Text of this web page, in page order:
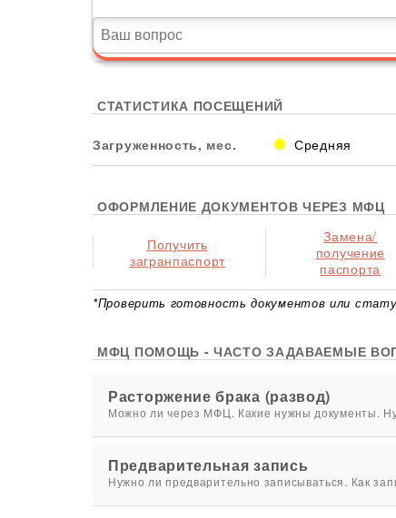
СТАТИСТИКА ПОСЕЩЕНИЙ
Загруженность, мес. Средняя
ОФОРМЛЕНИЕ ДОКУМЕНТОВ ЧЕРЕЗ МФЦ
Получить
загранпаспорт
Замена/
получение
паспорта
*Проверить готовность документов или
МФЦ ПОМОЩЬ - ЧАСТО ЗАДАВАЕМЫЕ
Расторжение брака (развод)
Можно ли через МФЦ. Какие нужны документы.
Предварительная запись
Нужно ли предварительно записываться. Как